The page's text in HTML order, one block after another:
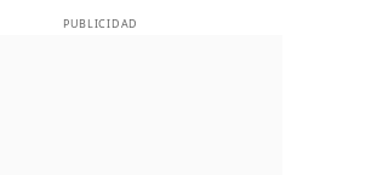
PUBLICIDAD